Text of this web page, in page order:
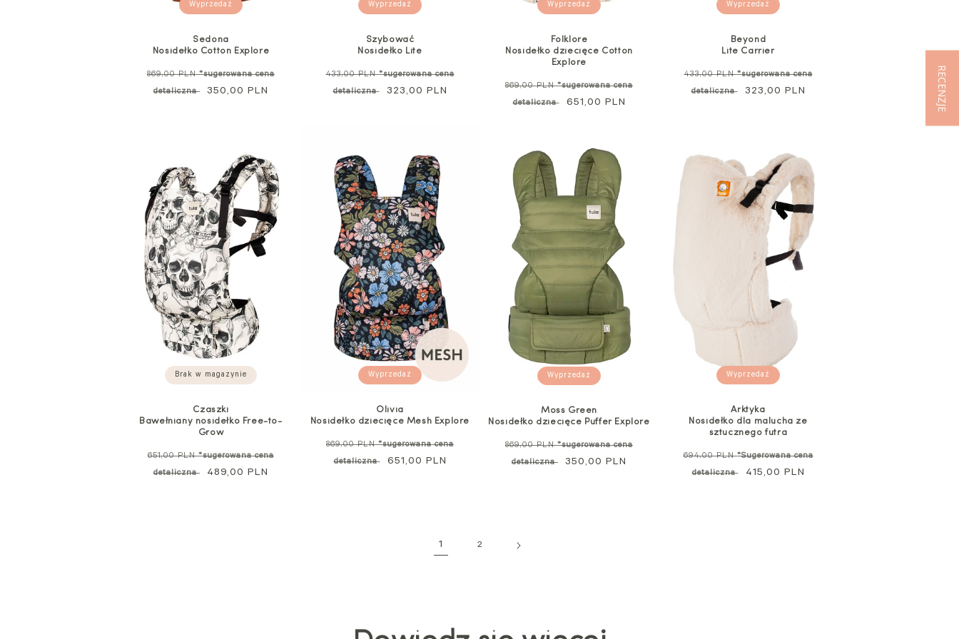
Wyprzedaż
Sedona
Nosidełko Cotton Explore
Cena
standardowa
869,00 PLN*sugerowana cena
detaliczna
Cena
350,00 PLN
Wyprzedaż
Szybować
Nosidełko Lite
Cena
standardowa
433,00 PLN*sugerowana cena
detaliczna
Cena
323,00 PLN
Wyprzedaż
Folklore
Nosidełko dziecięce Cotton
Explore
Cena
standardowa
869,00 PLN*sugerowana cena
detaliczna
Cena
651,00 PLN
Wyprzedaż
Beyond
Lite Carrier
Cena
standardowa
433,00 PLN*sugerowana cena
detaliczna
Cena
323,00 PLN
Brak w magazynie
Czaszki
Bawełniany nosidełko Free-to-
Grow
Cena
standardowa
651,00 PLN*sugerowana cena
detaliczna
Cena
489,00 PLN
Wyprzedaż
Olivia
Nosidełko dziecięce Mesh Explore
Cena
standardowa
869,00 PLN*sugerowana cena
detaliczna
Cena
651,00 PLN
Wyprzedaż
Moss Green
Nosidełko dziecięce Puffer Explore
Cena
standardowa
869,00 PLN*sugerowana cena
detaliczna
Cena
350,00 PLN
Wyprzedaż
Arktyka
Nosidełko dla malucha ze
sztucznego futra
Cena
regularna
694,00 PLN*Sugerowana cena
detaliczna
Cena
415,00 PLN
1 2
RECENZJE